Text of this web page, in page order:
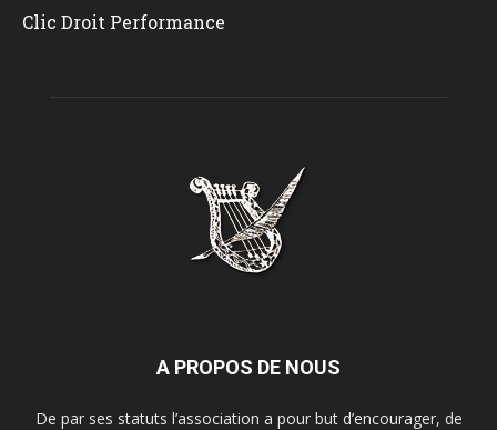
Clic Droit Performance
A PROPOS DE NOUS
De par ses statuts l’association a pour but d’encourager, de